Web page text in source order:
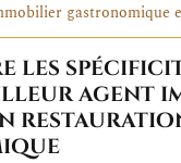
gastronomique
les
agent